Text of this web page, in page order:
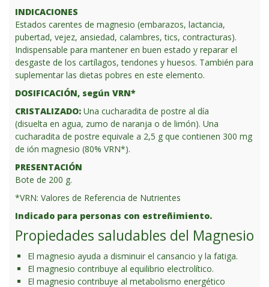
INDICACIONES
Estados carentes de magnesio (embarazos, lactancia,
pubertad, vejez, ansiedad, calambres, tics, contracturas).
Indispensable para mantener en buen estado y reparar el
desgaste de los cartílagos, tendones y huesos. También para
suplementar las dietas pobres en este elemento.
DOSIFICACIÓN, según VRN*
CRISTALIZADO: Una cucharadita de postre al día
(disuelta en agua, zumo de naranja o de limón). Una
cucharadita de postre equivale a 2,5 g que contienen 300 mg
de ión magnesio (80% VRN*).
PRESENTACIÓN
Bote de 200 g.
*VRN: Valores de Referencia de Nutrientes
Indicado para personas con estreñimiento.
Propiedades saludables del Magnesio
El magnesio ayuda a disminuir el cansancio y la fatiga.
El magnesio contribuye al equilibrio electrolítico.
El magnesio contribuye al metabolismo energético